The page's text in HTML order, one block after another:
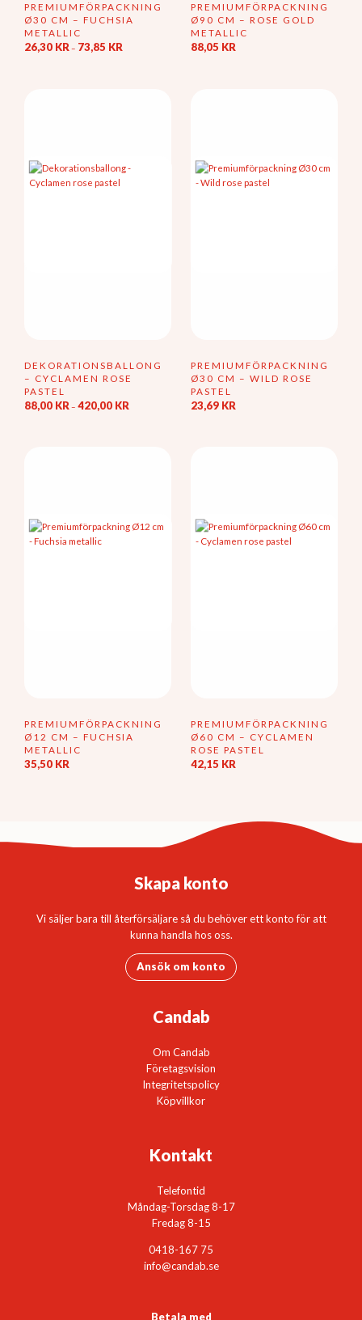
PREMIUMFÖRPACKNING
Ø30 CM – FUCHSIA
METALLIC
26,30 KR – 73,85 KRPrisintervall:
olika
alternativen
PREMIUMFÖRPACKNING
Ø90 CM – ROSE GOLD
METALLIC
88,05 KR
DEKORATIONSBALLONG
– CYCLAMEN ROSE
PASTEL
88,00 KR – 420,00 KRPrisintervall:
olika
alternativen
PREMIUMFÖRPACKNING
Ø30 CM – WILD ROSE
PASTEL
23,69 KR
PREMIUMFÖRPACKNING
Ø12 CM – FUCHSIA
METALLIC
35,50 KR
PREMIUMFÖRPACKNING
Ø60 CM – CYCLAMEN
ROSE PASTEL
42,15 KR
Skapa konto
Vi säljer bara till återförsäljare så du behöver ett konto för att
kunna handla hos oss.
Ansök om konto
Candab
Om Candab
Företagsvision
Integritetspolicy
Köpvillkor
Kontakt
Telefontid
Måndag-Torsdag 8-17
Fredag 8-15
0418-167 75
info@candab.se
Betala med